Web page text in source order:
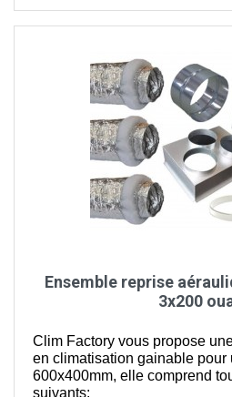
Ensemble reprise
3x200
Clim Factory vous propose
en climatisation gainable pour
600x400mm, elle comprend
suivants: